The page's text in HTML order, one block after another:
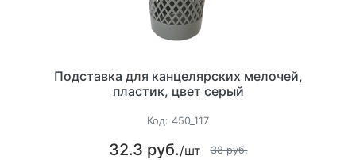
Подставка для канцелярских мелочей,
пластик, цвет серый
Код: 450_117
32.3 руб./шт 38 руб.